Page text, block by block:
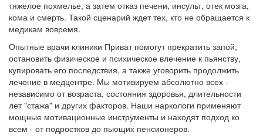
тяжелое похмелье, а затем отказ печени, инсульт, отек мозга,
кома и смерть. Такой сценарий ждет тех, кто не обращается к
медикам вовремя.
Опытные врачи клиники Приват помогут прекратить запой,
остановить физическое и психическое влечение к пьянству,
купировать его последствия, а также уговорить продолжить
лечение в медцентре. Мы мотивируем абсолютно всех -
независимо от возраста, состояния здоровья, длительности
лет "стажа" и других факторов. Наши наркологи применяют
мощные мотивационные инструменты и находят подход ко
всем - от подростков до пьющих пенсионеров.